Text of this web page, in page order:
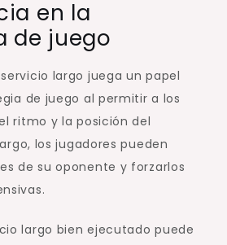
en la
de juego
largo juega un papel
de juego al permitir a los
ritmo y la posición del
los jugadores pueden
de su oponente y forzarlos
largo bien ejecutado puede